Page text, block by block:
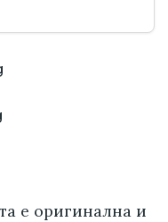
е оригинална и